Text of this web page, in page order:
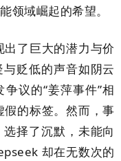
领域崛起的希望。
了巨大的潜力与价
贬低的声音如阴云
议的“姜萍事件”相
的标签。然而，事
择了沉默，未能向
却在无数次的